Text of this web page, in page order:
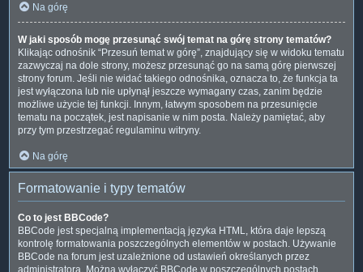
Na górę
W jaki sposób mogę przesunąć swój temat na górę strony tematów?
Klikając odnośnik “Przesuń temat w górę”, znajdujący się w widoku tematu
zazwyczaj na dole strony, możesz przesunąć go na samą górę pierwszej
strony forum. Jeśli nie widać takiego odnośnika, oznacza to, że funkcja ta
jest wyłączona lub nie upłynął jeszcze wymagany czas, zanim będzie
możliwe użycie tej funkcji. Innym, łatwym sposobem na przesunięcie
tematu na początek, jest napisanie w nim posta. Należy pamiętać, aby
przy tym przestrzegać regulaminu witryny.
Na górę
Formatowanie i typy tematów
Co to jest BBCode?
BBCode jest specjalną implementacją języka HTML, która daje lepszą
kontrolę formatowania poszczególnych elementów w postach. Używanie
BBCode na forum jest uzależnione od ustawień określanych przez
administratora. Można wyłączyć BBCode w poszczególnych postach,